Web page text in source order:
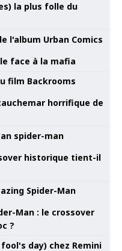
la plus folle du
face à la mafia
horrifique de
historique tient-il
Man : le crossover
?